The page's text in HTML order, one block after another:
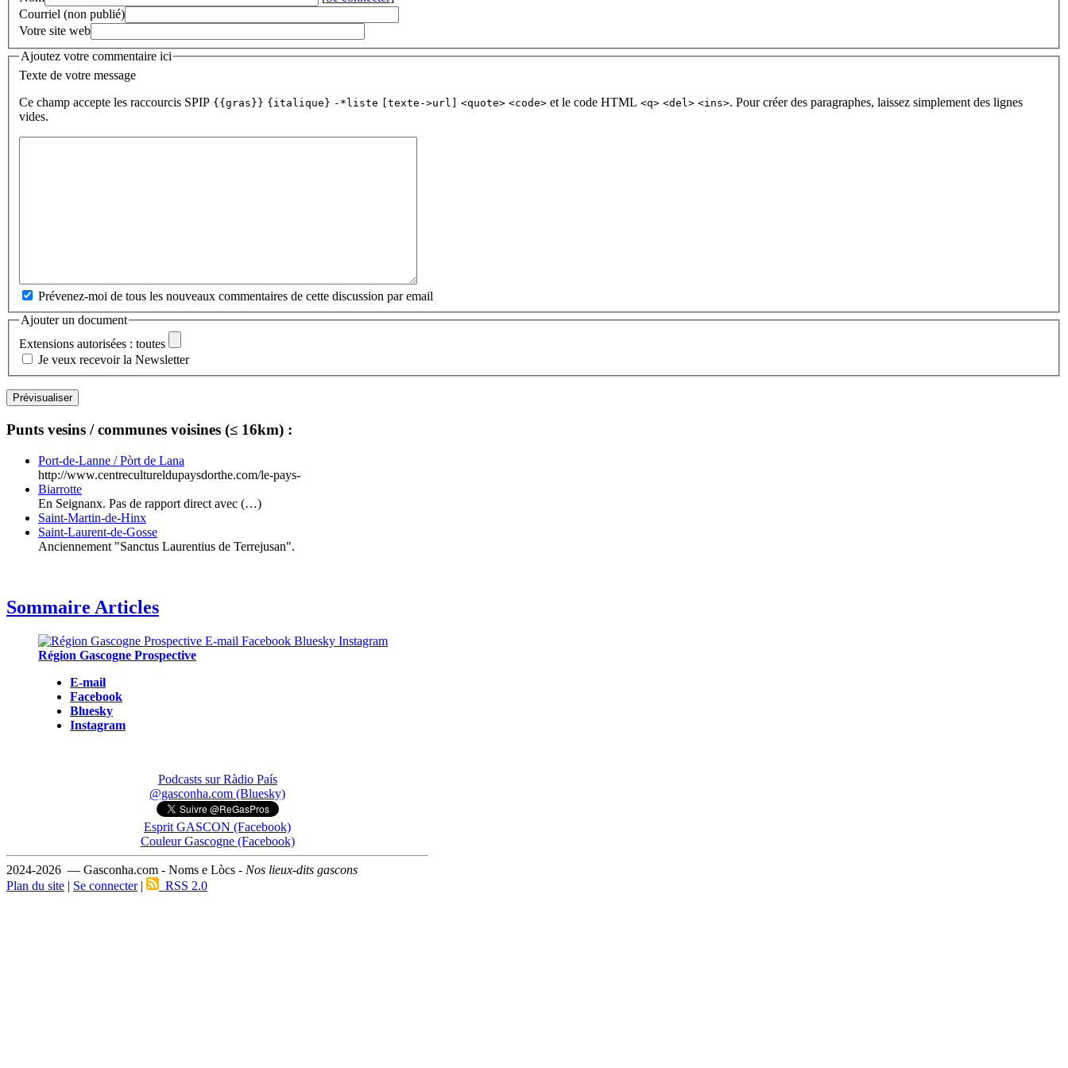
Courriel (non publié)
Votre site web
Ajoutez votre commentaire ici
Texte de votre message
Ce champ accepte les raccourcis SPIP {{gras}} {italique} -*liste [texte->url] <quote> <code> et le code HTML <q> <del> <ins>. Pour créer des paragraphes, laissez simplement des lignes
vides.
Prévenez-moi de tous les nouveaux commentaires de cette discussion par email
Ajouter un document
Extensions autorisées : toutes
Je veux recevoir la Newsletter
Punts vesins / communes voisines (≤ 16km) :
Port-de-Lanne / Pòrt de Lana
http://www.centrecultureldupaysdorthe.com/le-pays-
Biarrotte
En Seignanx. Pas de rapport direct avec (…)
Saint-Martin-de-Hinx
Saint-Laurent-de-Gosse
Anciennement "Sanctus Laurentius de Terrejusan".
Sommaire Articles
Région Gascogne Prospective
E-mail
Facebook
Bluesky
Instagram
Podcasts sur Ràdio País
@gasconha.com (Bluesky)
Esprit GASCON (Facebook)
Couleur Gascogne (Facebook)
2024-2026 — Gasconha.com - Noms e Lòcs - Nos lieux-dits gascons
Plan du site | Se connecter| RSS 2.0